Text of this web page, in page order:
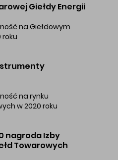
Giełdy Energii
na Giełdowym
roku
na rynku
w 2020 roku
nagroda Izby
Towarowych